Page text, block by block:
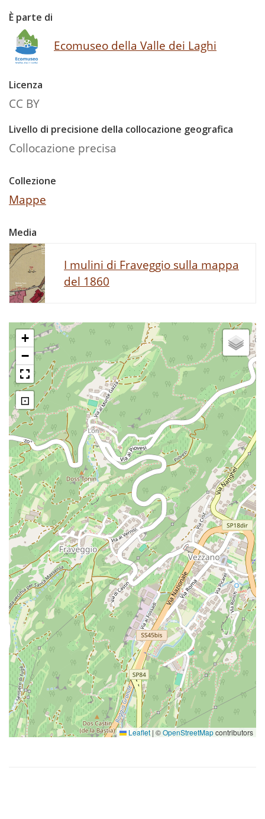
È parte di
Ecomuseo della Valle dei Laghi
Licenza
CC BY
Livello di precisione della collocazione geografica
Collocazione precisa
Collezione
Mappe
Media
I mulini di Fraveggio sulla mappa
del 1860
+
−
⊡
Leaflet | ©OpenStreetMapcontributors